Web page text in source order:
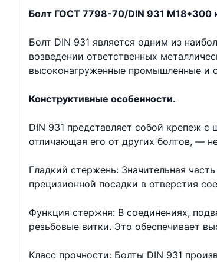
Болт ГОСТ 7798-70/DIN 931 М18*300
Болт DIN 931 является одним из
возведении ответственных
высоконагруженные промышленные и
Конструктивные особенности.
DIN 931 представляет собой крепеж с
отличающая его от других болтов, —
Гладкий стержень: Значительная
прецизионной посадки в отверстия
Функция стержня: В соединениях,
резьбовые витки. Это обеспечивает
Класс прочности: Болты DIN 931